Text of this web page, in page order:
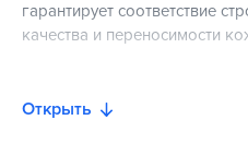
гарантирует соответствие
качества и переносимости
Открыть